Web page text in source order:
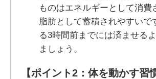
ものはエネルギーとして消費
脂肪として蓄積されやすいで
る3時間前までには済ませる
ましょう。
【ポイント2：体を動かす習